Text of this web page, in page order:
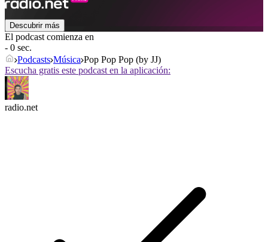
Descubrir más
El podcast comienza en
- 0 sec.
Podcasts Música Pop Pop Pop (by JJ)
Escucha gratis este podcast en la aplicación:
radio.net